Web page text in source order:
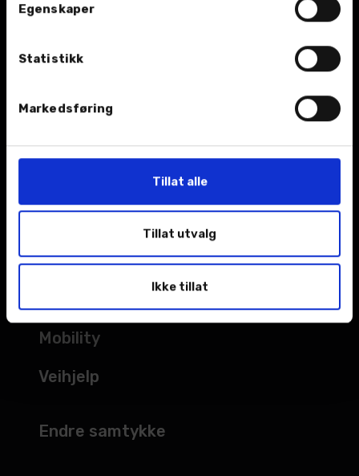
Egenskaper
Statistikk
Markedsføring
Tillat alle
Tillat utvalg
Ikke tillat
Nybil
Bruktbil
Verksted
Mobility
Veihjelp
Endre samtykke